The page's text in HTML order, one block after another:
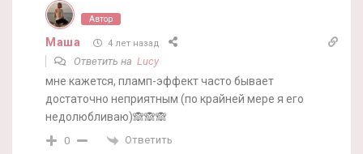
Автор
Маша 4 лет назад
Ответить на Lucy
мне кажется, пламп-эффект часто бывает
достаточно неприятным (по крайней мере я его
недолюбливаю)🙈🙈🙈
0 Ответить